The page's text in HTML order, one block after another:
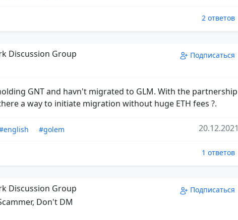
2 ответов
Discussion Group
Подписаться
GNT and havn't migrated to GLM. With the partnership
a way to initiate migration without huge ETH fees ?.
#golem 20.12.2021
1 ответов
Discussion Group
Don't DM
Подписаться